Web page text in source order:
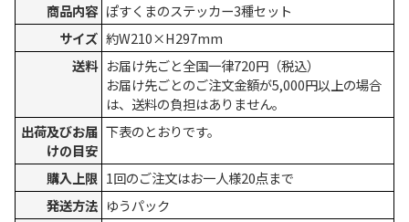
商品内容 ぽすくまのステッカー3種セット
サイズ 約W210×H297mm
送料 お届け先ごと全国一律720円（税込）
お届け先ごとのご注文金額が5,000円以上の場合
は、送料の負担はありません。
出荷及びお届
けの目安
下表のとおりです。
購入上限 1回のご注文はお一人様20点まで
発送方法 ゆうパック